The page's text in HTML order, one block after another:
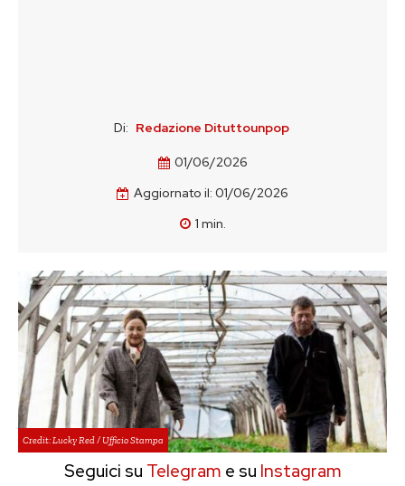
Di: Redazione Dituttounpop
01/06/2026
Aggiornato il: 01/06/2026
1 min.
Credit: Lucky Red / Ufficio Stampa
Seguici su Telegram e su Instagram